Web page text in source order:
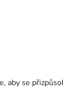
aby se